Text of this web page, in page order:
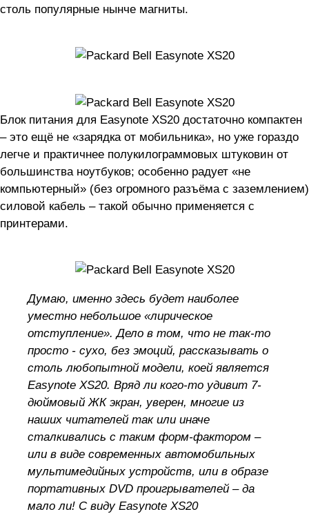
столь популярные нынче магниты.
Блок питания для Easynote XS20 достаточно компактен
– это ещё не «зарядка от мобильника», но уже гораздо
легче и практичнее полукилограммовых штуковин от
большинства ноутбуков; особенно радует «не
компьютерный» (без огромного разъёма с заземлением)
силовой кабель – такой обычно применяется с
принтерами.
Думаю, именно здесь будет наиболее
уместно небольшое «лирическое
отступление». Дело в том, что не так-то
просто - сухо, без эмоций, рассказывать о
столь любопытной модели, коей является
Easynote XS20. Вряд ли кого-то удивит 7-
дюймовый ЖК экран, уверен, многие из
наших читателей так или иначе
сталкивались с таким форм-фактором –
или в виде современных автомобильных
мультимедийных устройств, или в образе
портативных DVD проигрывателей – да
мало ли! С виду Easynote XS20